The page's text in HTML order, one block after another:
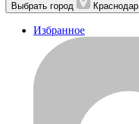
Выбрать город Краснодар
Избранное